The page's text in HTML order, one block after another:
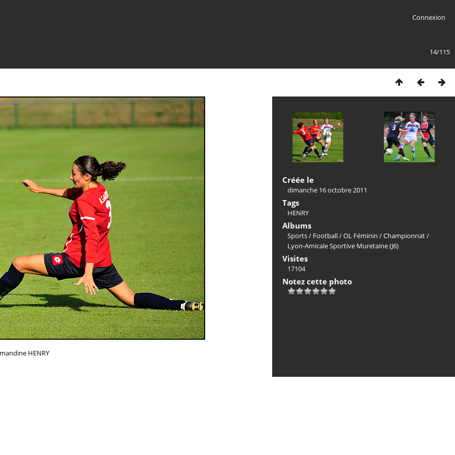
Connexion
14/115
HENRY
Créée le
dimanche 16 octobre 2011
Tags
HENRY
Albums
Sports/ Football/OL Féminin /Championnat/
Lyon-Amicale Sportive Muretaine (J6)
Visites
17104
Notez cette photo